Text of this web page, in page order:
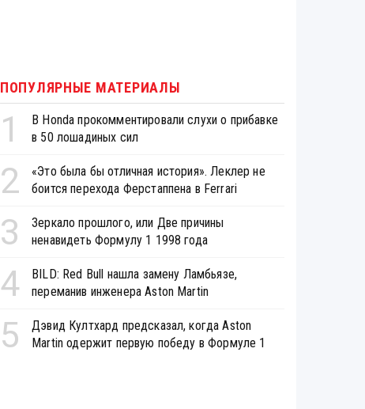
ПОПУЛЯРНЫЕ МАТЕРИАЛЫ
1
В Honda прокомментировали слухи о прибавке
в 50 лошадиных сил
2
«Это была бы отличная история». Леклер не
боится перехода Ферстаппена в Ferrari
3
Зеркало прошлого, или Две причины
ненавидеть Формулу 1 1998 года
4
BILD: Red Bull нашла замену Ламбьязе,
переманив инженера Aston Martin
5
Дэвид Култхард предсказал, когда Aston
Martin одержит первую победу в Формуле 1